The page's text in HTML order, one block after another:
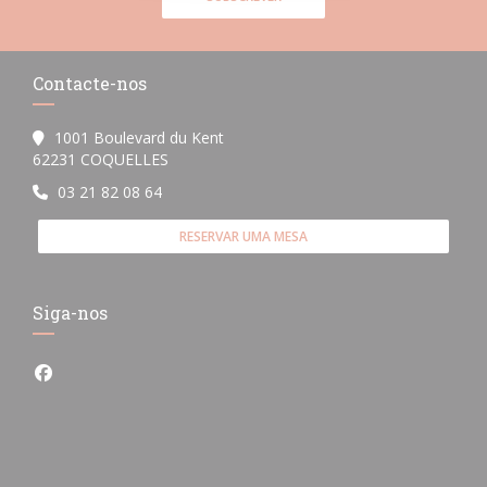
Contacte-nos
1001 Boulevard du Kent
62231 COQUELLES
03 21 82 08 64
RESERVAR UMA MESA
Siga-nos
Facebook ((abre numa nova janela))